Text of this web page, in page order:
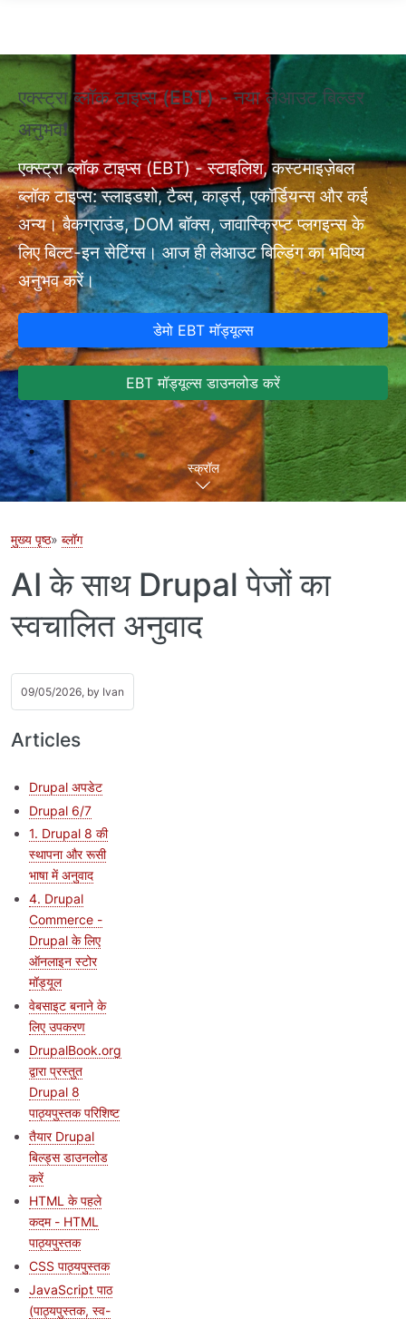
एक्स्ट्रा ब्लॉक टाइप्स (EBT) - नया लेआउट बिल्डर
अनुभव❗
एक्स्ट्रा ब्लॉक टाइप्स (EBT) - स्टाइलिश, कस्टमाइज़ेबल
ब्लॉक टाइप्स: स्लाइडशो, टैब्स, कार्ड्स, एकॉर्डियन्स और कई
अन्य। बैकग्राउंड, DOM बॉक्स, जावास्क्रिप्ट प्लगइन्स के
लिए बिल्ट-इन सेटिंग्स। आज ही लेआउट बिल्डिंग का भविष्य
अनुभव करें।
डेमो EBT मॉड्यूल्स
EBT मॉड्यूल्स डाउनलोड करें
स्क्रॉल
मुख्य पृष्ठ ब्लॉग
AI के साथ Drupal पेजों का
स्वचालित अनुवाद
09/05/2026, by Ivan
Articles
Drupal अपडेट
Drupal 6/7
1. Drupal 8 की
स्थापना और रूसी
भाषा में अनुवाद
4. Drupal
Commerce -
Drupal के लिए
ऑनलाइन स्टोर
मॉड्यूल
वेबसाइट बनाने के
लिए उपकरण
DrupalBook.org
द्वारा प्रस्तुत
Drupal 8
पाठ्यपुस्तक परिशिष्ट
तैयार Drupal
बिल्ड्स डाउनलोड
करें
HTML के पहले
कदम - HTML
पाठ्यपुस्तक
CSS पाठ्यपुस्तक
JavaScript पाठ
(पाठ्यपुस्तक, स्व-